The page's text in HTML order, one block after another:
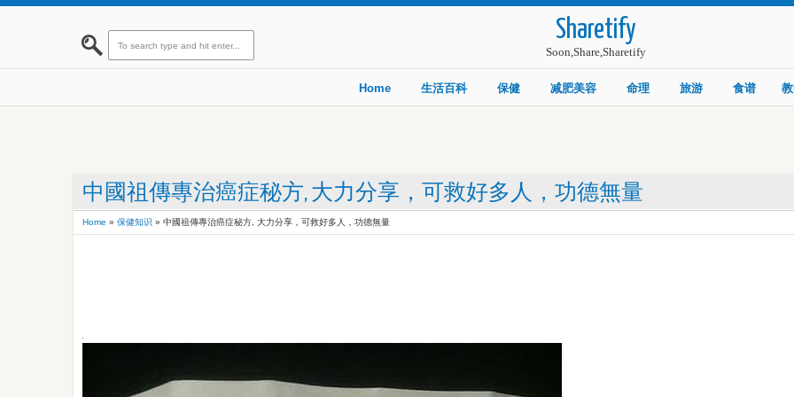
Sharetify
Soon,Share,Sharetify
Home 生活百科 保健 减肥美容 命理 旅游 食谱
中國祖傳專治癌症秘方, 大力分享，可救好多人，功德無量
Home » 保健知识 » 中國祖傳專治癌症秘方, 大力分享，可救好多人，功德無量